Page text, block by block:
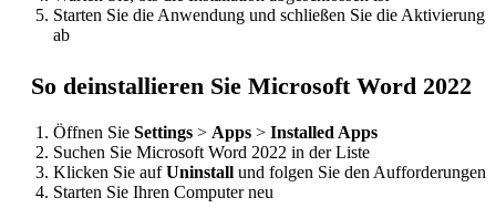
Starten Sie die Anwendung und schließen Sie die Aktivierung
ab
So deinstallieren Sie Microsoft Word 2022
Öffnen Sie Settings > Apps > Installed Apps
Suchen Sie Microsoft Word 2022 in der Liste
Klicken Sie aufUninstall und folgen Sie den Aufforderungen
Starten Sie Ihren Computer neu